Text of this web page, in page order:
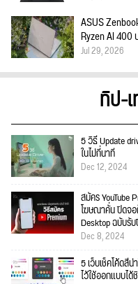
ASUS
Ryzen AI 400
Jul 29, 2026
ทิป-
5 วิธี Update
ในไม่กี่นาที
Dec 12, 2024
สมัคร YouTube
โฆษณาคั่น ปิดจ
Desktop ฉบับรั
Dec 8, 2024
5 เว็บเช็คโค้ดสี
ไว้ใช้ออกแบบไ